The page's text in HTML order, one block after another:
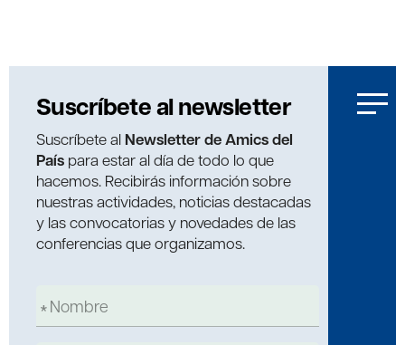
Suscríbete al newsletter
Suscríbete al Newsletter de Amics del
País para estar al día de todo lo que
hacemos. Recibirás información sobre
nuestras actividades, noticias destacadas
y las convocatorias y novedades de las
conferencias que organizamos.